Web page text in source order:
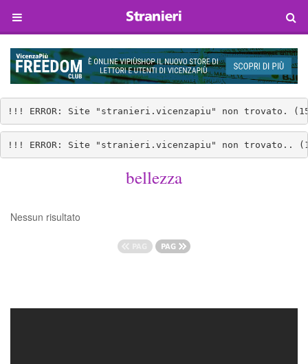
!!! ERROR: Site "stranieri.vicenzapiu" non trovato.
!!! ERROR: Site "stranieri.vicenzapiu" non trovato..
bellezza
Nessun risultato